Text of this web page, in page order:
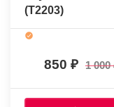
(T2203)
850 1 000